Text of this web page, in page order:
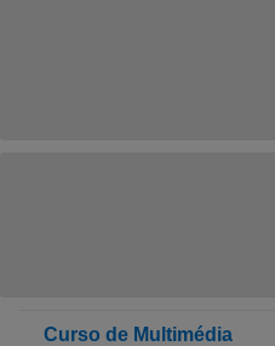
Curso de Multimédia